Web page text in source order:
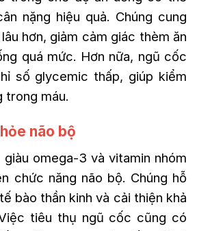
nặng hiệu quả. Chúng cung
hơn, giảm cảm giác thèm ăn
quá mức. Hơn nữa, ngũ cốc
số glycemic thấp, giúp kiểm
trong máu.
não bộ
omega-3 và vitamin nhóm
chức năng não bộ. Chúng hỗ
bào thần kinh và cải thiện khả
tiêu thụ ngũ cốc cũng có